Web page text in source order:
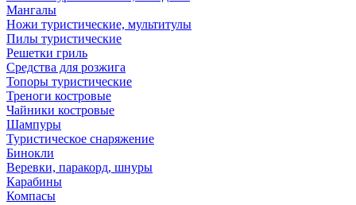
Мангалы
Ножи туристические, мультитулы
Пилы туристические
Решетки гриль
Средства для розжига
Топоры туристические
Треноги костровые
Чайники костровые
Шампуры
Туристическое снаряжение
Бинокли
Веревки, паракорд, шнуры
Карабины
Компасы